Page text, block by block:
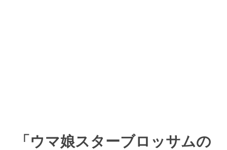
「ウマ娘スターブロッサムの